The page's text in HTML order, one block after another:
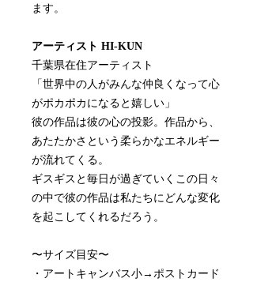
ます。
アーティスト HI-KUN
千葉県在住アーティスト
「世界中の人がみんな仲良くなって心
がポカポカになると嬉しい」
彼の作品は彼の心の投影。作品から、
あたたかさという柔らかなエネルギー
が流れてくる。
ギスギスと毎日が過ぎていくこの日々
の中で彼の作品は私たちにどんな変化
を起こしてくれるだろう。
〜サイズ目安〜
・アートキャンバス小→ポストカード